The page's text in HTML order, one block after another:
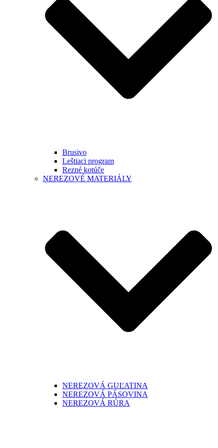
Brusivo
Leštiaci program
Rezné kotúče
NEREZOVÉ MATERIÁLY
NEREZOVÁ GUĽATINA
NEREZOVÁ PÁSOVINA
NEREZOVÁ RÚRA